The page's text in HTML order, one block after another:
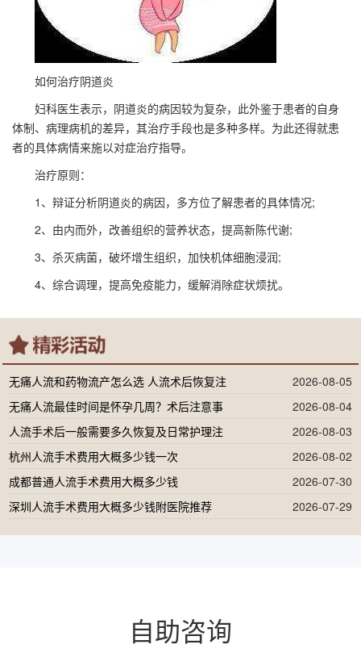
如何治疗阴道炎
妇科医生表示，阴道炎的病因较为复杂，此外鉴于患者的自身
体制、病理病机的差异，其治疗手段也是多种多样。为此还得就患
者的具体病情来施以对症治疗指导。
治疗原则：
1、辩证分析阴道炎的病因，多方位了解患者的具体情况;
2、由内而外，改善组织的营养状态，提高新陈代谢;
3、杀灭病菌，破坏增生组织，加快机体细胞浸润;
4、综合调理，提高免疫能力，缓解消除症状烦扰。
无痛人流和药物流产怎么选 人流术后恢复注
2026-08-05
无痛人流最佳时间是怀孕几周？术后注意事
2026-08-04
人流手术后一般需要多久恢复及日常护理注
2026-08-03
杭州人流手术费用大概多少钱一次
2026-08-02
成都普通人流手术费用大概多少钱
2026-07-30
深圳人流手术费用大概多少钱附医院推荐
2026-07-29
自助咨询